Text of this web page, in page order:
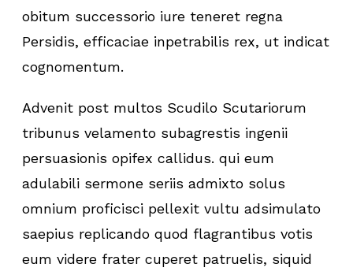
obitum successorio iure teneret regna
Persidis, efficaciae inpetrabilis rex, ut indicat
cognomentum.
Advenit post multos Scudilo Scutariorum
tribunus velamento subagrestis ingenii
persuasionis opifex callidus. qui eum
adulabili sermone seriis admixto solus
omnium proficisci pellexit vultu adsimulato
saepius replicando quod flagrantibus votis
eum videre frater cuperet patruelis, siquid